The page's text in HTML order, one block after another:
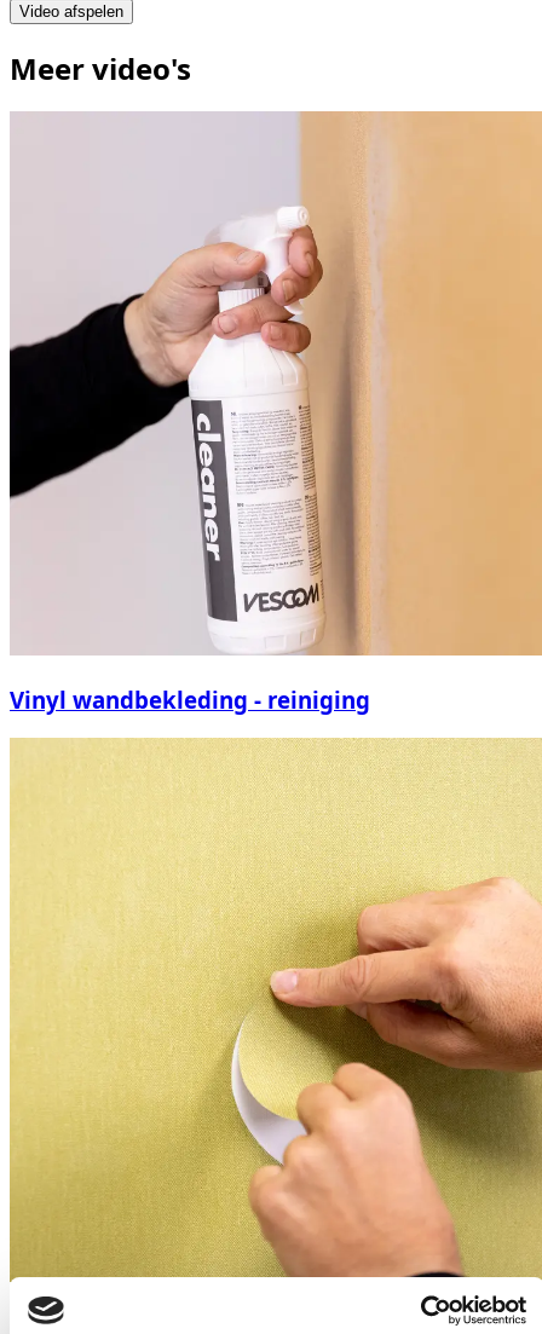
Video afspelen
Meer video's
Vinyl wandbekleding - reiniging
Vinyl wandbekleding - reparatie